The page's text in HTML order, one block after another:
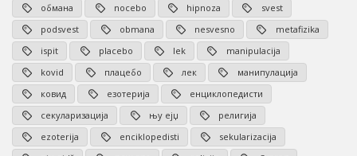
обмана
nocebo hipnoza
svest
podsvest
obmana nesvesno
metafizika
ispit
placebo lek
manipulacija
kovid
плацебо лек
манипулација
ковид
езотерија
енциклопедисти
секуларизација
њу ејџ
религија
ezoterija
enciklopedisti
sekularizacija